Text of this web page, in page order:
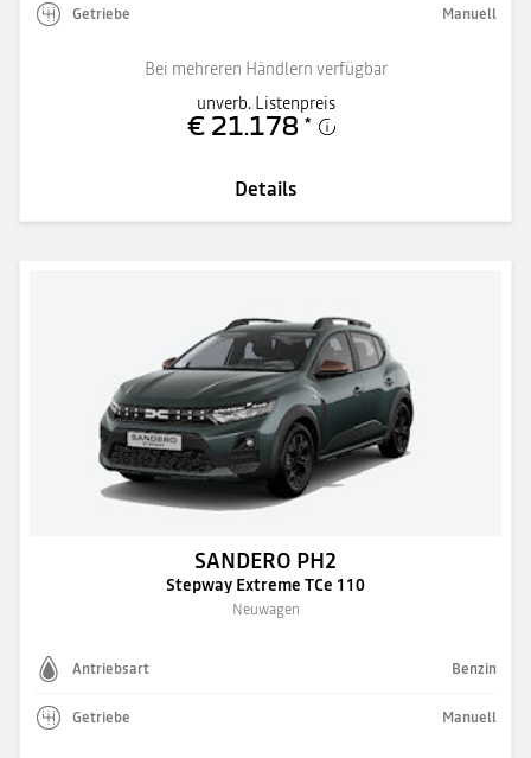
Getriebe Manuell
Bei mehreren Händlern verfügbar
unverb. Listenpreis
€ 21.178 *
Details
SANDERO PH2
Stepway Extreme TCe 110
Neuwagen
Antriebsart Benzin
Getriebe Manuell